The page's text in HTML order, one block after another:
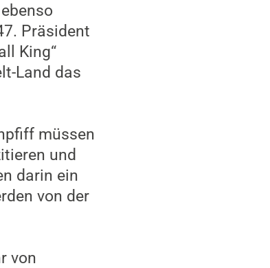
Präsident
King“
Land das
müssen
und
darin ein
von der
von